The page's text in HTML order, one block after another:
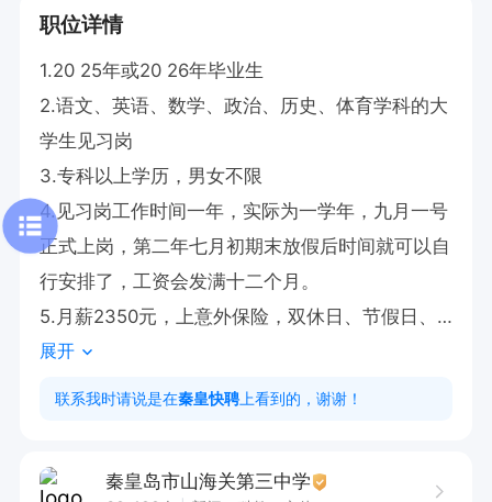
职位详情
1.20 25年或20 26年毕业生
2.语文、英语、数学、政治、历史、体育学科的大
学生见习岗
3.专科以上学历，男女不限
4.见习岗工作时间一年，实际为一学年，九月一号
正式上岗，第二年七月初期末放假后时间就可以自
行安排了，工资会发满十二个月。
5.月薪2350元，上意外保险，双休日、节假日、
寒暑假均享受带薪休假。
附加条件：
3、有过见习岗经历不能应聘。
展开
联系我时请说是在秦皇快聘 上看到的，谢谢！
秦皇岛市山海关第三中学